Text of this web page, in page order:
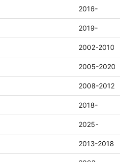
2016-
2019-
2002-2010
2005-2020
2008-2012
2018-
2025-
2013-2018